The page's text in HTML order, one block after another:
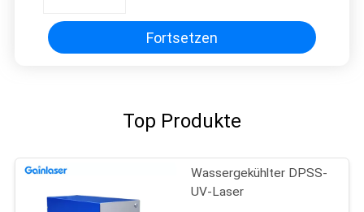
Fortsetzen
Top Produkte
Wassergekühlter DPSS-
UV-Laser